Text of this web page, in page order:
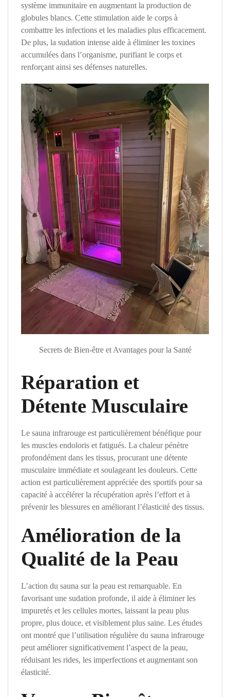
système immunitaire en augmentant la production de
globules blancs. Cette stimulation aide le corps à
combattre les infections et les maladies plus efficacement.
De plus, la sudation intense aide à éliminer les toxines
accumulées dans l’organisme, purifiant le corps et
renforçant ainsi ses défenses naturelles.
Secrets de Bien-être et Avantages pour la Santé
Réparation et
Détente Musculaire
Le sauna infrarouge est particulièrement bénéfique pour
les muscles endoloris et fatigués. La chaleur pénètre
profondément dans les tissus, procurant une détente
musculaire immédiate et soulageant les douleurs. Cette
action est particulièrement appréciée des sportifs pour sa
capacité à accélérer la récupération après l’effort et à
prévenir les blessures en améliorant l’élasticité des tissus.
Amélioration de la
Qualité de la Peau
L’action du sauna sur la peau est remarquable. En
favorisant une sudation profonde, il aide à éliminer les
impuretés et les cellules mortes, laissant la peau plus
propre, plus douce, et visiblement plus saine. Les études
ont montré que l’utilisation régulière du sauna infrarouge
peut améliorer significativement l’aspect de la peau,
réduisant les rides, les imperfections et augmentant son
élasticité.